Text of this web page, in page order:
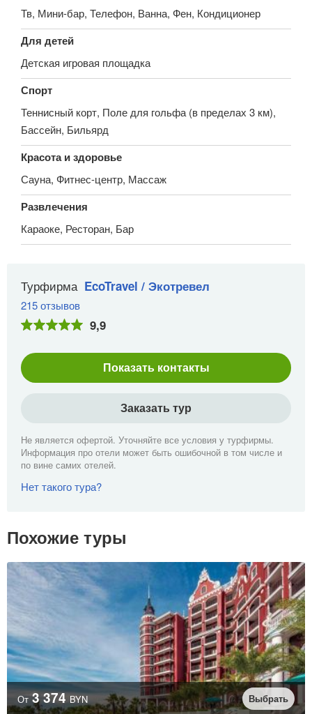
Тв, Мини-бар, Телефон, Ванна, Фен, Кондиционер
Для детей
Детская игровая площадка
Спорт
Теннисный корт, Поле для гольфа (в пределах 3 км),
Бассейн, Бильярд
Красота и здоровье
Сауна, Фитнес-центр, Массаж
Развлечения
Караоке, Ресторан, Бар
Турфирма EcoTravel / Экотревел
215 отзывов
9,9
Показать контакты
Заказать тур
Не является офертой. Уточняйте все условия у турфирмы.
Информация про отели может быть ошибочной в том числе и
по вине самих отелей.
Нет такого тура?
Похожие туры
От 3 374 BYN Выбрать